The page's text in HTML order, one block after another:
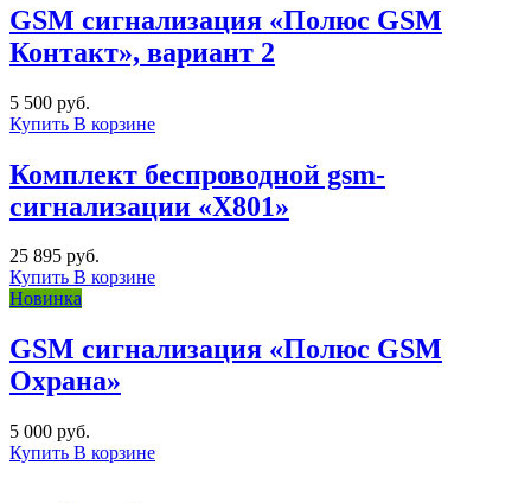
GSM сигнализация «Полюс GSM
Контакт», вариант 2
5 500 руб.
Купить В корзине
Комплект беспроводной gsm-
сигнализации «X801»
25 895 руб.
Купить В корзине
Новинка
GSM сигнализация «Полюс GSM
Охрана»
5 000 руб.
Купить В корзине